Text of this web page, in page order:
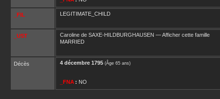
_FIL LEGITIMATE_CHILD
_UST Caroline de SAXE-HILDBURGHAUSEN —Afficher cette famille
MARRIED
Décès 4 décembre 1795 (Âge 65 ans)
_FNA : NO